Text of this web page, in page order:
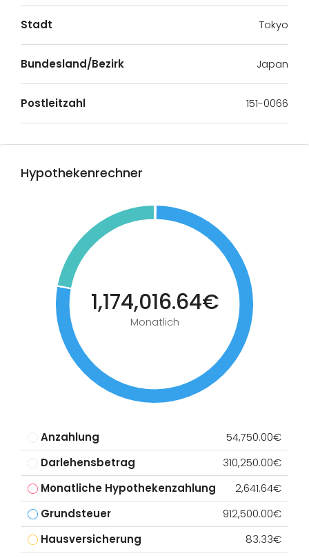
Stadt Tokyo
Bundesland/Bezirk Japan
Postleitzahl 151-0066
Hypothekenrechner
1,174,016.64€
Monatlich
Anzahlung
54,750.00€
Darlehensbetrag
310,250.00€
Monatliche Hypothekenzahlung
2,641.64€
Grundsteuer
912,500.00€
Hausversicherung
83.33€